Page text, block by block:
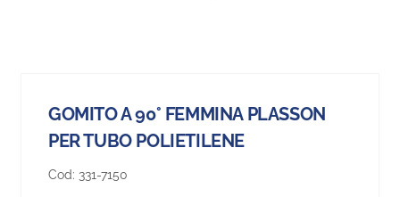
GOMITO A 90° FEMMINA PLASSON
PER TUBO POLIETILENE
Cod: 331-7150